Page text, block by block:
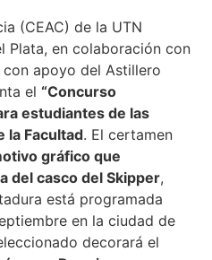
(CEAC) de la UTN
Plata, en colaboración con
apoyo del Astillero
el “Concurso
estudiantes de las
la Facultad. El certamen
gráfico que
del casco del Skipper,
está programada
en la ciudad de
decorará el